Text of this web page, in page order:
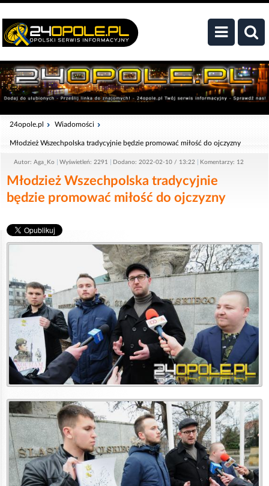
24opole.pl Wiadomości
Młodzież Wszechpolska tradycyjnie będzie promować miłość do ojczyzny
Autor: Aga_Ko Wyświetleń: 2291 Dodano: 2022-02-10 / 13:22 Komentarzy: 12
Młodzież Wszechpolska tradycyjnie
będzie promować miłość do ojczyzny